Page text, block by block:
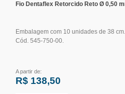
Fio Dentaflex Retorcido Reto Ø 0,50
Embalagem com 10 unidades de 38
Cód. 545-750-00.
A partir de:
R$ 138,50